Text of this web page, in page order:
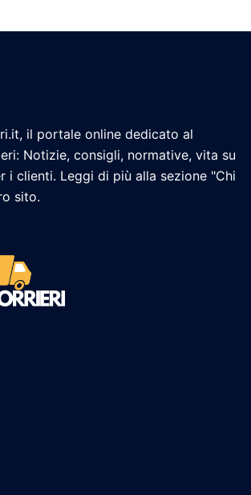
il portale online dedicato al
Notizie, consigli, normative, vita su
i clienti. Leggi di più alla sezione "Chi
sito.